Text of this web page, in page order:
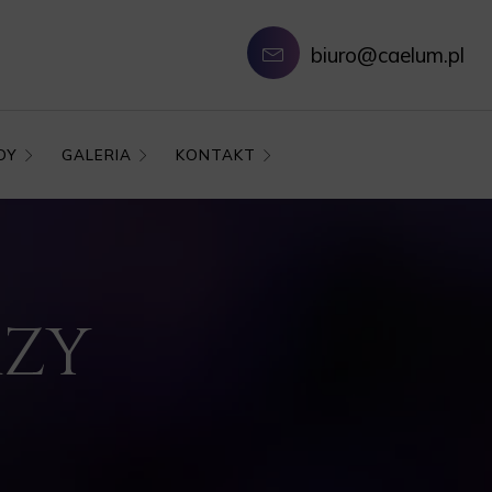
biuro@caelum.pl
GALERIA KONTAKT